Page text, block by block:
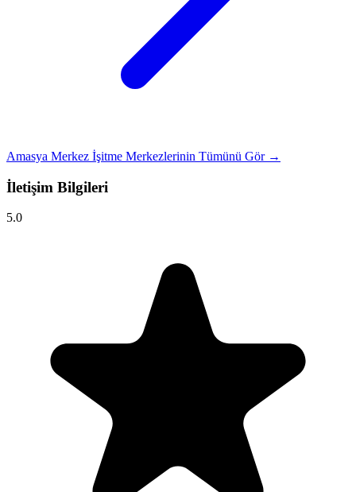
Amasya Merkez İşitme Merkezlerinin Tümünü Gör →
İletişim Bilgileri
5.0